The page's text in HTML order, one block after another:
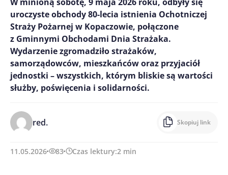
uroczyste obchody 80-lecia istnienia Ochotniczej
Straży Pożarnej w Kopaczowie, połączone
z Gminnymi Obchodami Dnia Strażaka.
Wydarzenie zgromadziło strażaków,
samorządowców, mieszkańców oraz przyjaciół
jednostki – wszystkich, którym bliskie są wartości
służby, poświęcenia i solidarności.
red. Skopiuj link
11.05.2026 83 Czas lektury:2 min